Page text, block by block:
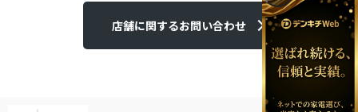
店舗に関するお問い合わせ